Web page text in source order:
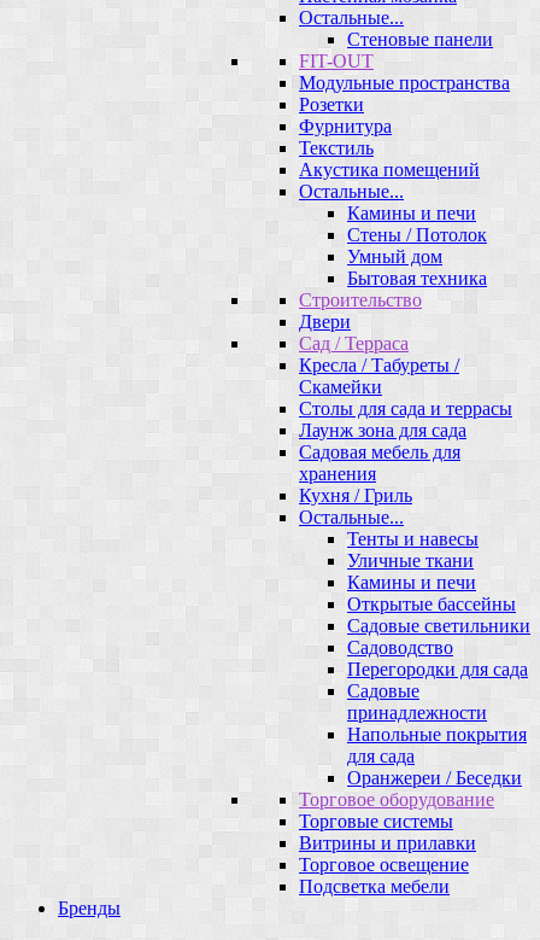
Остальные...
Стеновые панели
FIT-OUT
Модульные пространства
Розетки
Фурнитура
Текстиль
Акустика помещений
Остальные...
Камины и печи
Стены / Потолок
Умный дом
Бытовая техника
Строительство
Двери
Сад / Терраса
Кресла / Табуреты /
Скамейки
Столы для сада и террасы
Лаунж зона для сада
Садовая мебель для
хранения
Кухня / Гриль
Остальные...
Тенты и навесы
Уличные ткани
Камины и печи
Открытые бассейны
Садовые светильники
Садоводство
Перегородки для сада
Садовые
принадлежности
Напольные покрытия
для сада
Оранжереи / Беседки
Торговое оборудование
Торговые системы
Витрины и прилавки
Торговое освещение
Подсветка мебели
Бренды